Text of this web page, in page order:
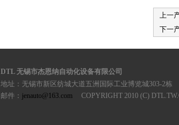
上一
下一
DTL 无锡市杰恩纳自动化设备有限公司
地址：无锡市新区纺城大道五洲国际工业博览城303-2
邮件： jenauto@163.com COPYRIGHT 2010 (C)